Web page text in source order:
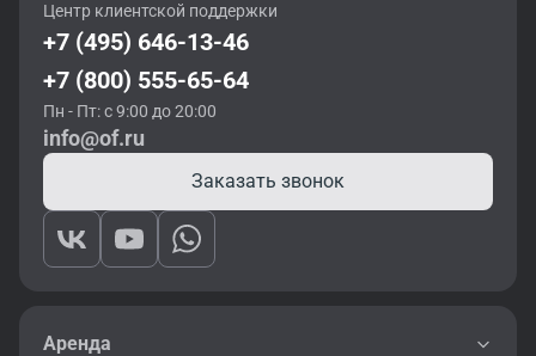
Центр клиентской поддержки
+7 (495) 646-13-46
+7 (800) 555-65-64
Пн - Пт: с 9:00 до 20:00
info@of.ru
Заказать звонок
Аренда